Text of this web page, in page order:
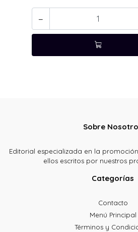
-
Sobre
Editorial especializada en la
ellos escritos por nuestros
Categorías
Contacto
Menú Principal
Términos y